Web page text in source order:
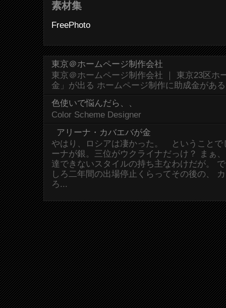
素材集
FreePhoto
東京＠ホームページ制作会社
東京＠ホームページ制作会社 ｜ 東京23区ホ
金」が出る ホームページ制作に助成金があ
色使いで悩んだら、、
Color Scheme Designer
アリーナ・カバエバが金
やはり、ロシアは凄かった。 ということで
ーナが銀。三位がウクライナだっけ？ まぁ
達できないスタイルの持ち主なわけだが。
しろ二年間の出場停止くらってその後の、
ろ...